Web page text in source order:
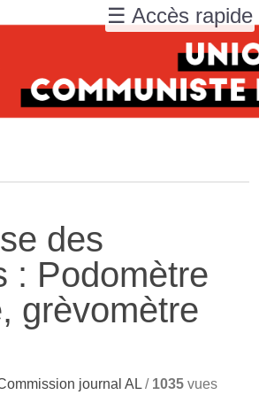
des
: Podomètre
grèvomètre
journal AL / 1035 vues
☰ Accès rapide